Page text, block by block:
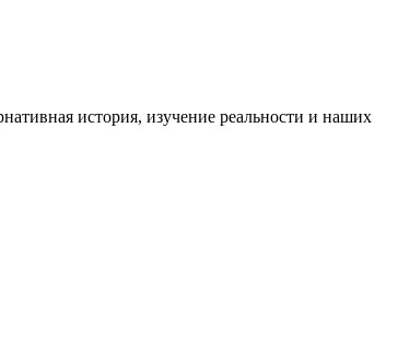
история, изучение реальности и наших